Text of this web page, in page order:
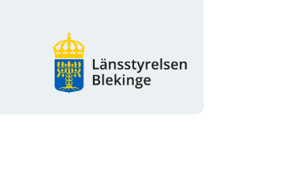
Organisationens
logotyp